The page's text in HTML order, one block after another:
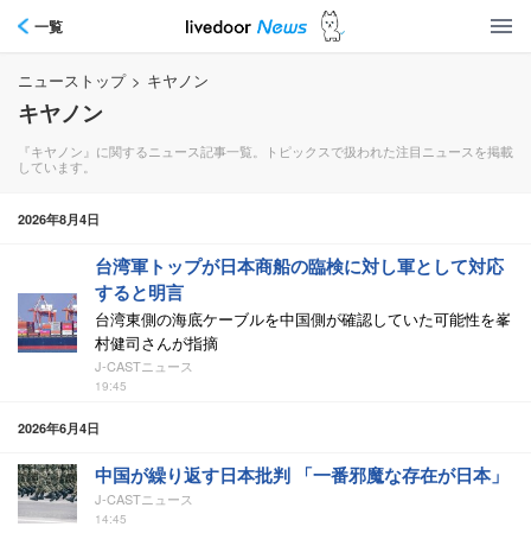
一覧
ニューストップ > キヤノン
キヤノン
『キヤノン』に関するニュース記事一覧。トピックスで扱われた注目ニュースを掲載
しています。
2026年8月4日
台湾軍トップが日本商船の臨検に対し軍として対応
すると明言
台湾東側の海底ケーブルを中国側が確認していた可能性を峯
村健司さんが指摘
J-CASTニュース
19:45
2026年6月4日
中国が繰り返す日本批判 「一番邪魔な存在が日本」
J-CASTニュース
14:45